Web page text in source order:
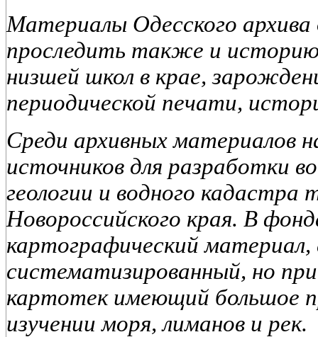
Материалы Одесского
проследить также и
низшей школ в крае,
периодической печати,
Среди архивных материалов
источников для разработки
геологии и водного
Новороссийского края. В
картографический материал,
систематизированный, но
картотек имеющий большое
изучении моря, лиманов и рек.